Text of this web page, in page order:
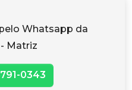
Whatsapp da
Matriz
0343